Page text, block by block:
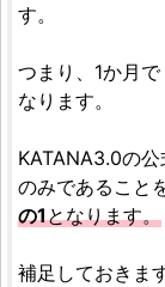
す。
つまり、1か月で
なります。
KATANA3.0の
のみであること
の1となります。
補足しておきま